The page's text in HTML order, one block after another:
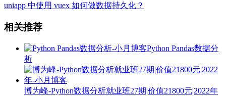
uniapp 中使用 vuex 如何做数据持久化？
相关推荐
Python Pandas数据分
析
博为峰-Python数据分析就业班27期|价值21800元|2022年